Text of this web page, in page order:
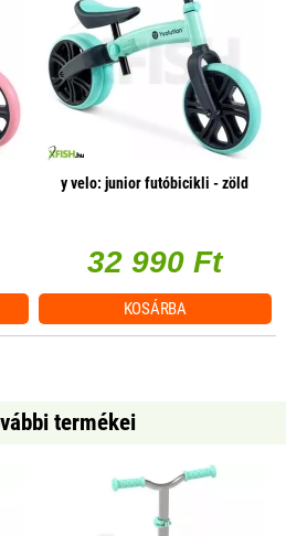
y velo: junior futóbicikli - zöld
32 990 Ft
KOSÁRBA
termékei